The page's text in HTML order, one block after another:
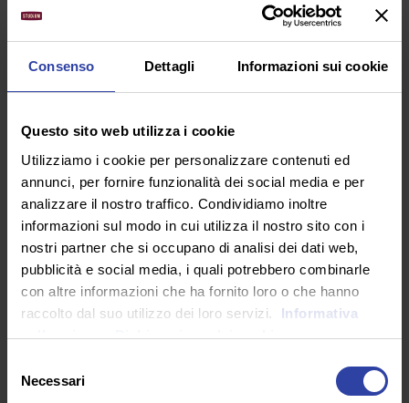
Consenso Dettagli Informazioni sui cookie
Questo sito web utilizza i cookie
Utilizziamo i cookie per personalizzare contenuti ed
annunci, per fornire funzionalità dei social media e per
analizzare il nostro traffico. Condividiamo inoltre
informazioni sul modo in cui utilizza il nostro sito con i
nostri partner che si occupano di analisi dei dati web,
pubblicità e social media, i quali potrebbero combinarle
con altre informazioni che ha fornito loro o che hanno
raccolto dal suo utilizzo dei loro servizi.
Informativa
sulla privacy. Dichiarazione dei cookie
delNecessari
RICORDA
“La Buona Scuola”
per finanziare il tuo
all’Università eCampus.Scopri di più!
DESTINATARI
Il Corso è rivolto a: insegnanti e aspiranti
scolastico, educativo e della formazione in
generale.